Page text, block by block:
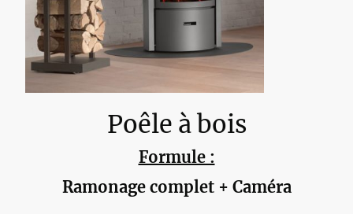
Poêle à bois
Formule :
Ramonage complet + Caméra